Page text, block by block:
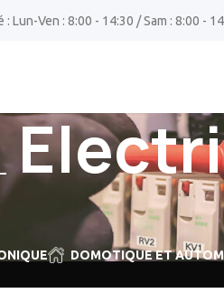
: Lun-Ven : 8:00 - 14:30 / Sam : 8:00 -
DOMOTIQUE ET